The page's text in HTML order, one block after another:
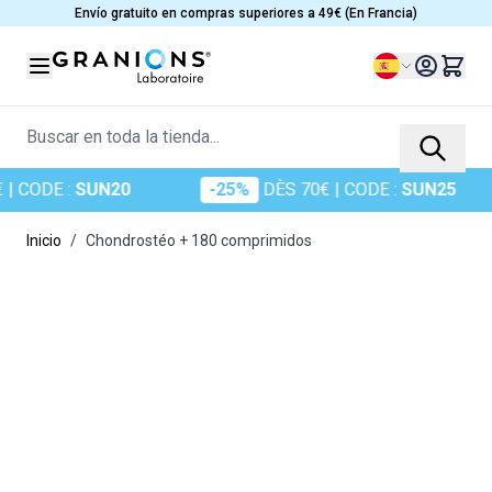
Ir al contenidoEnvío gratuito en compras superiores a 49€ (En Francia)
Lenguaje
Buscar en toda la tienda...
:SUN20 -25% DÈS 70€| CODE :SUN25
Inicio / Chondrostéo + 180 comprimidos